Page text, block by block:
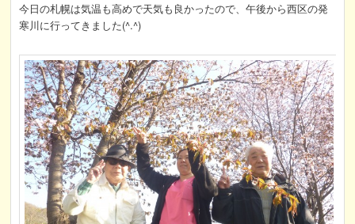
今日の札幌は気温も高めで天気も良かったので、午後から西区の発
寒川に行ってきました(^.^)